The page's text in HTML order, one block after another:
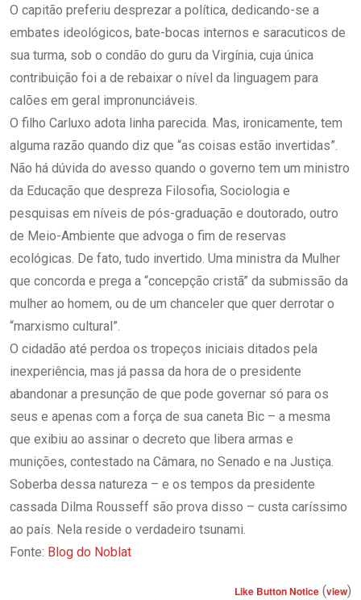
O capitão preferiu desprezar a política, dedicando-se a
embates ideológicos, bate-bocas internos e saracuticos de
sua turma, sob o condão do guru da Virgínia, cuja única
contribuição foi a de rebaixar o nível da linguagem para
calões em geral impronunciáveis.
O filho Carluxo adota linha parecida. Mas, ironicamente, tem
alguma razão quando diz que “as coisas estão invertidas”.
Não há dúvida do avesso quando o governo tem um ministro
da Educação que despreza Filosofia, Sociologia e
pesquisas em níveis de pós-graduação e doutorado, outro
de Meio-Ambiente que advoga o fim de reservas
ecológicas. De fato, tudo invertido. Uma ministra da Mulher
que concorda e prega a “concepção cristã” da submissão da
mulher ao homem, ou de um chanceler que quer derrotar o
“marxismo cultural”.
O cidadão até perdoa os tropeços iniciais ditados pela
inexperiência, mas já passa da hora de o presidente
abandonar a presunção de que pode governar só para os
seus e apenas com a força de sua caneta Bic – a mesma
que exibiu ao assinar o decreto que libera armas e
munições, contestado na Câmara, no Senado e na Justiça.
Soberba dessa natureza – e os tempos da presidente
cassada Dilma Rousseff são prova disso – custa caríssimo
ao país. Nela reside o verdadeiro tsunami.
Fonte: Blog do Noblat
Like Button Notice (view)